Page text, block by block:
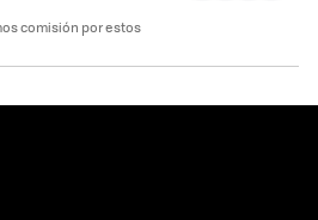
comisión por estos